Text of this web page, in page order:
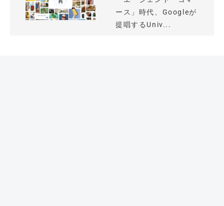
ース」時代、Googleが
提唱するUniv...